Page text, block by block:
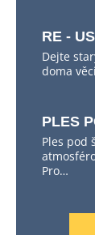
RE -
Dejte
doma
PLES
Ples pod
Pro…